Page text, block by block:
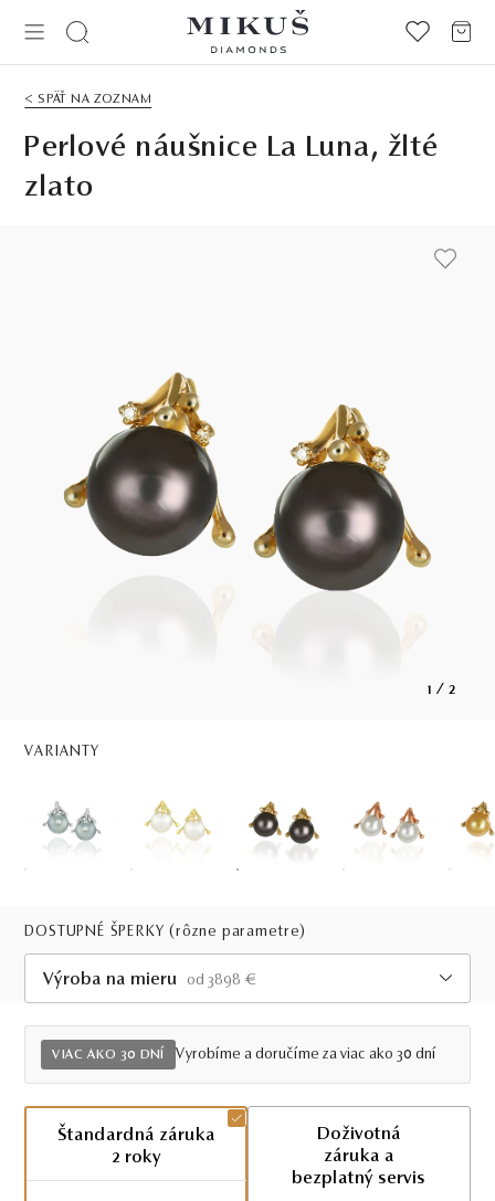
< SPÄŤ NA ZOZNAM
Perlové náušnice La Luna, žlté
zlato
1 / 2
VARIANTY
DOSTUPNÉ ŠPERKY(rôzne parametre)
Výroba na mieru
od 3898 €
Viac ako 30 dní
VIAC AKO 30 DNÍ Vyrobíme a doručíme za viac ako 30 dní
Štandardná záruka
2 roky
Doživotná
záruka a
bezplatný servis